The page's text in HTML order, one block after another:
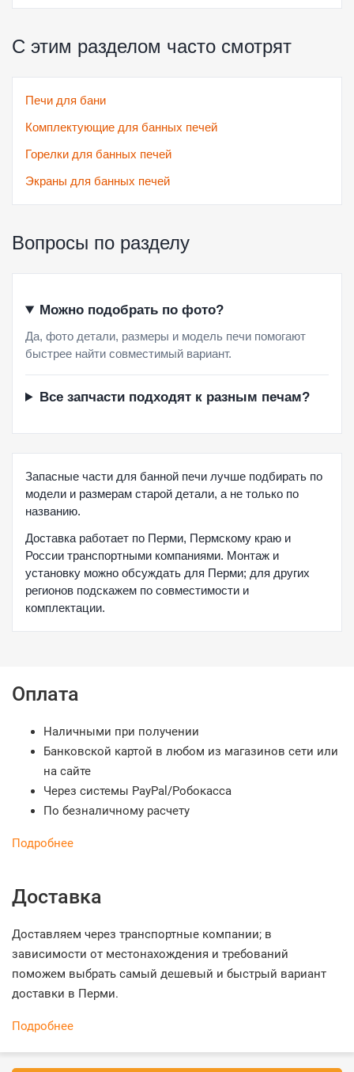
С этим разделом часто смотрят
Печи для бани
Комплектующие для банных печей
Горелки для банных печей
Экраны для банных печей
Вопросы по разделу
Можно подобрать по фото?
Да, фото детали, размеры и модель печи помогают
быстрее найти совместимый вариант.
Все запчасти подходят к разным печам?
Запасные части для банной печи лучше подбирать по
модели и размерам старой детали, а не только по
названию.
Доставка работает по Перми, Пермскому краю и
России транспортными компаниями. Монтаж и
установку можно обсуждать для Перми; для других
регионов подскажем по совместимости и
комплектации.
Оплата
Наличными при получении
Банковской картой в любом из магазинов сети или
на сайте
Через системы PayPal/Робокасса
По безналичному расчету
Подробнее
Доставка
Доставляем через транспортные компании; в
зависимости от местонахождения и требований
поможем выбрать самый дешевый и быстрый вариант
доставки в Перми.
Подробнее